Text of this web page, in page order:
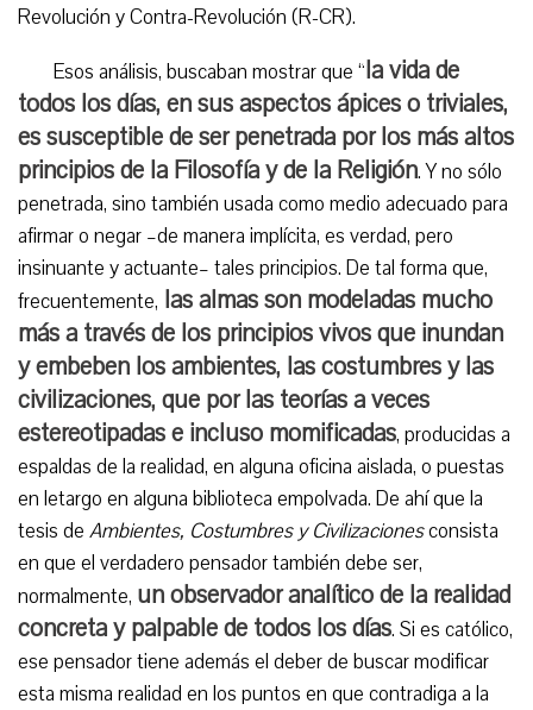
Revolución y Contra-Revolución (R-CR).
Esos análisis, buscaban mostrar que “la vida de
todos los días, en sus aspectos ápices o triviales,
es susceptible de ser penetrada por los más altos
principios de la Filosofía y de la Religión. Y no sólo
penetrada, sino también usada como medio adecuado para
afirmar o negar –de manera implícita, es verdad, pero
insinuante y actuante– tales principios. De tal forma que,
frecuentemente, las almas son modeladas mucho
más a través de los principios vivos que inundan
y embeben los ambientes, las costumbres y las
civilizaciones, que por las teorías a veces
estereotipadas e incluso momificadas, producidas a
espaldas de la realidad, en alguna oficina aislada, o puestas
en letargo en alguna biblioteca empolvada. De ahí que la
tesis de Ambientes, Costumbres y Civilizacionesconsista
en que el verdadero pensador también debe ser,
normalmente, un observador analítico de la realidad
concreta y palpable de todos los días. Si es católico,
ese pensador tiene además el deber de buscar modificar
esta misma realidad en los puntos en que contradiga a la